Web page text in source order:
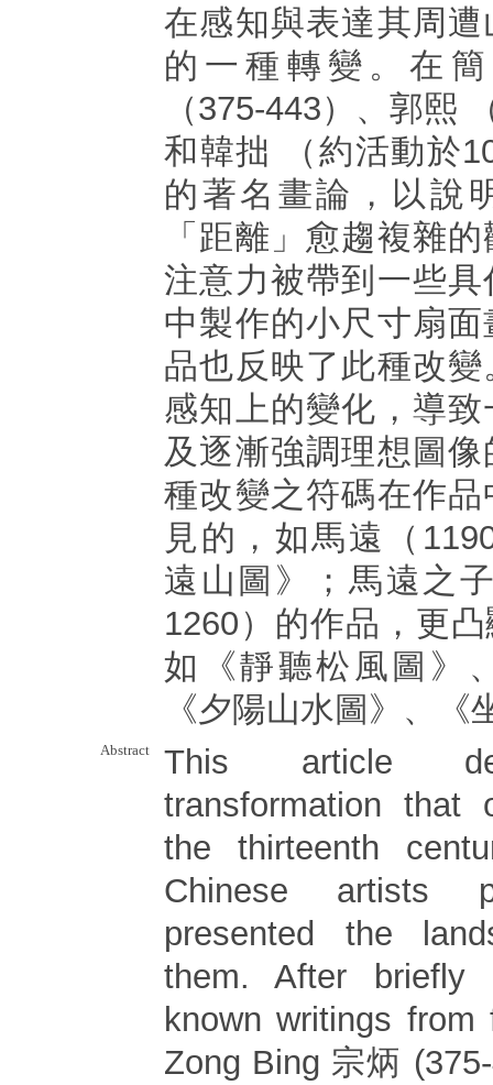
在感知與表達其周
的一種轉變。在
（375-443）、郭熙
和韓拙 （約活動於
的著名畫論，以說
「距離」愈趨複雜
注意力被帶到一些
中製作的小尺寸扇
品也反映了此種改
感知上的變化，導
及逐漸強調理想圖
種改變之符碼在作
見的，如馬遠（
遠山圖》；馬遠之
1260）的作品，更
如《靜聽松風圖》
《夕陽山水圖》、《
Abstract
This article
transformation that
the thirteenth
Chinese artists
presented the
them. After briefly
known writings
Zong Bing 宗炳